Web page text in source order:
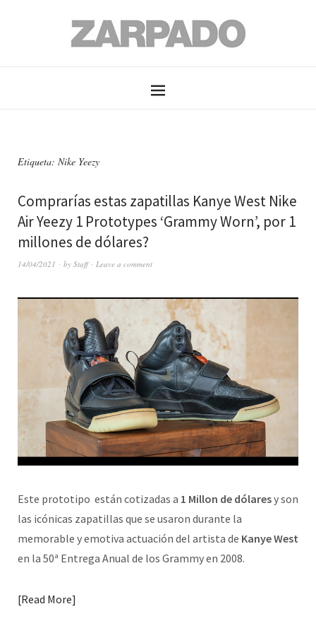
Etiqueta: Nike Yeezy
Comprarías estas zapatillas Kanye West Nike
Air Yeezy 1 Prototypes ‘Grammy Worn’, por 1
millones de dólares?
14/04/2021 by Staff Leave a comment
Este prototipo están cotizadas a 1 Millon de dólaresy son
las icónicas zapatillas que se usaron durante la
memorable y emotiva actuación del artista de Kanye West
en la 50ª Entrega Anual de los Grammy en 2008.
Read More